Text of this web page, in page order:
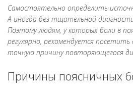
Самостоятельно определить
А иногда без тщательной
Поэтому людям, у которых боли в
регулярно, рекомендуется
точную причину повторяющегося
Причины поясничных